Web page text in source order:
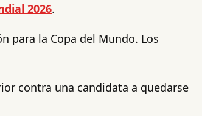
2026.
para la Copa del Mundo. Los
contra una candidata a quedarse